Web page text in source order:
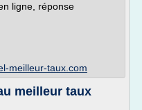
ligne, réponse
meilleur-taux.com
meilleur taux